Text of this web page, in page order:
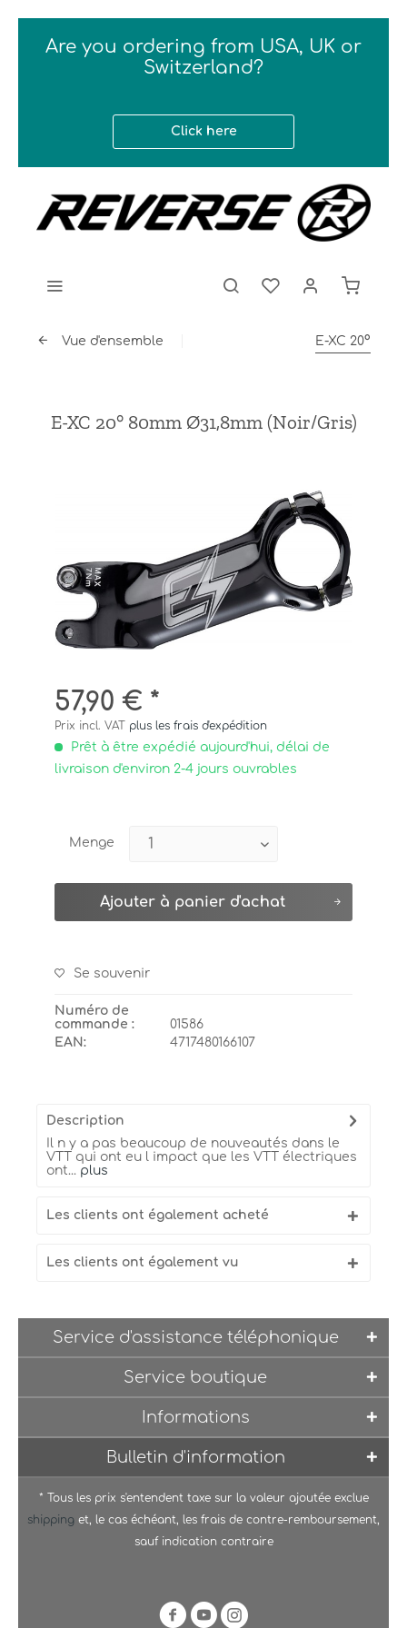
Are you ordering from USA, UK or
Switzerland?
Click here
Vue d'ensemble E-XC 20°
E-XC 20° 80mm Ø31,8mm (Noir/Gris)
57,90 € *
Prix incl. VAT plus les frais d'expédition
Prêt à être expédié aujourd'hui, délai de
livraison d'environ 2-4 jours ouvrables
Menge
Ajouter à panier d'achat
Se souvenir
Numéro de
commande :
01586
EAN:
4717480166107
Description
Il n y a pas beaucoup de nouveautés dans le
VTT qui ont eu l impact que les VTT électriques
ont... plus
Les clients ont également acheté
Les clients ont également vu
Service d'assistance téléphonique
Service boutique
Informations
Bulletin d'information
* Tous les prix s'entendent taxe sur la valeur ajoutée exclue
shipping et, le cas échéant, les frais de contre-remboursement,
sauf indication contraire